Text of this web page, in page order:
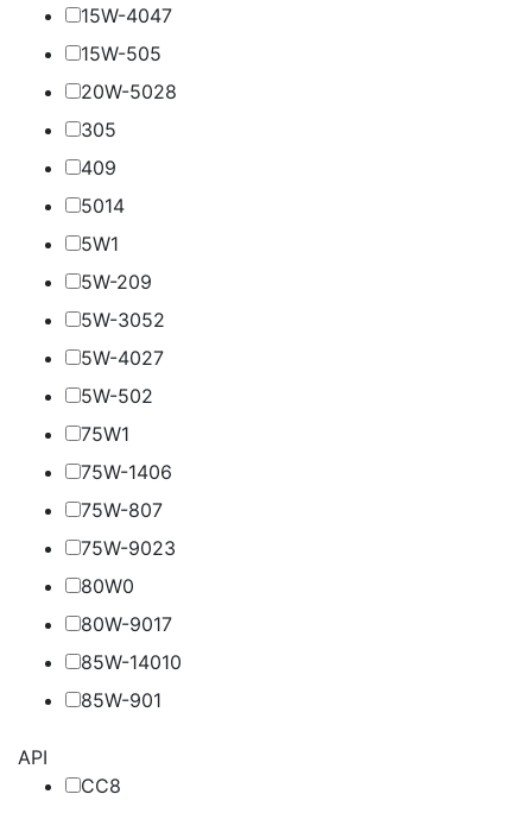
15W-4047
15W-505
20W-5028
305
409
5014
5W1
5W-209
5W-3052
5W-4027
5W-502
75W1
75W-1406
75W-807
75W-9023
80W0
80W-9017
85W-14010
85W-901
API
CC8